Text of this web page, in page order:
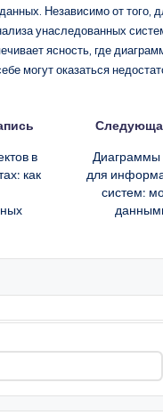
Независимо от того,
унаследованных
ясность, где
могут оказаться
в
как
Диаграммы
для
систем: